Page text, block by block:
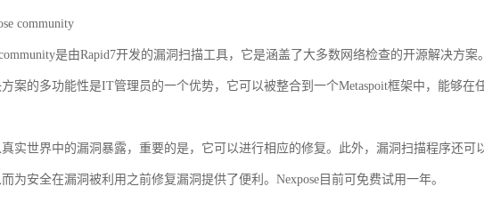
community
是由Rapid7开发的漏洞扫描工具，它是涵盖了大多数网络检查的开源解决方案。
案的多功能性是IT管理员的一个优势，它可以被整合到一个Metaspoit框架中，能够在
实世界中的漏洞暴露，重要的是，它可以进行相应的修复。此外，漏洞扫描程序还可
为安全在漏洞被利用之前修复漏洞提供了便利。Nexpose目前可免费试用一年。